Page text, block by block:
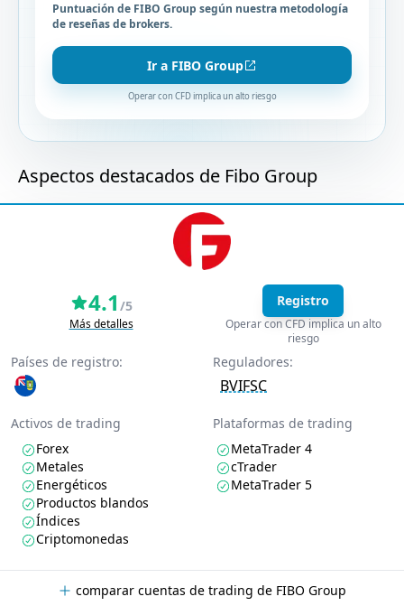
Puntuación de FIBO Group según nuestra metodología
de reseñas de brokers.
Ir a FIBO Group
Operar con CFD implica un alto riesgo
Aspectos destacados de Fibo Group
4.1 /5
Más detalles
Registro
Operar con CFD implica un alto
riesgo
Países de registro: Reguladores:
BVIFSC
Activos de trading
Forex
Metales
Energéticos
Productos blandos
Índices
Criptomonedas
Plataformas de trading
MetaTrader 4
cTrader
MetaTrader 5
comparar cuentas de trading de FIBO Group